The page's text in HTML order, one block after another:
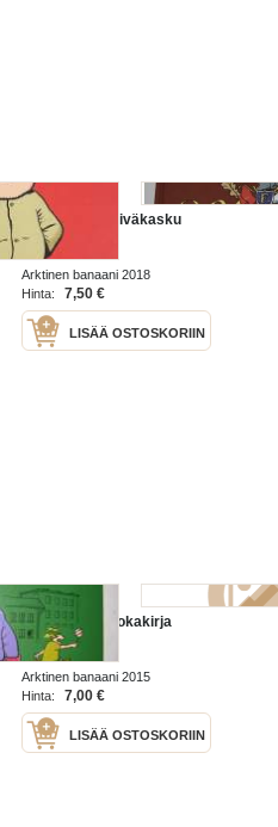
Fingerporin päiväkasku
Arktinen banaani 2018
Hinta:
7,50 €
LISÄÄ OSTOSKORIIN
Fingerporin ruokakirja
Arktinen banaani 2015
Hinta:
7,00 €
LISÄÄ OSTOSKORIIN